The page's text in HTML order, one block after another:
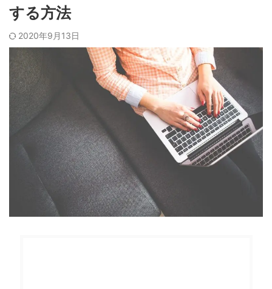
する方法
2020年9月13日